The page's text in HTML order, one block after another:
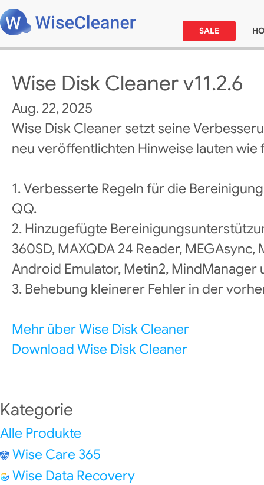
SALE
Wise Disk Cleaner v11.2.6
Aug. 22, 2025
Wise Disk Cleaner setzt seine
neu veröffentlichten Hinweise lauten wie
1. Verbesserte Regeln für die
QQ.
2. Hinzugefügte
360SD, MAXQDA 24 Reader,
Android Emulator, Metin2, MindManager
3. Behebung kleinerer Fehler in der
Mehr über Wise Disk Cleaner
Download Wise Disk Cleaner
Kategorie
Alle Produkte
Wise Care 365
Wise Data Recovery